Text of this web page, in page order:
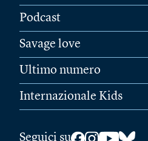
Podcast
Savage love
Ultimo numero
Internazionale Kids
Seguici su